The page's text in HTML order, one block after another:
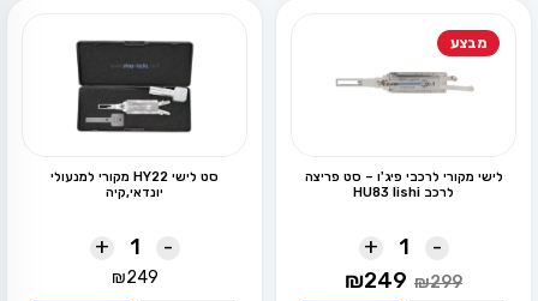
מבצע
לישי מקורי לרכבי פיג'ו – סט פריצה
לרכב HU83 lishi
-
+
₪299
המחיר ₪249
סט לישי HY22 מקורי למנעולי
יונדאי,קיה
-
+
₪249